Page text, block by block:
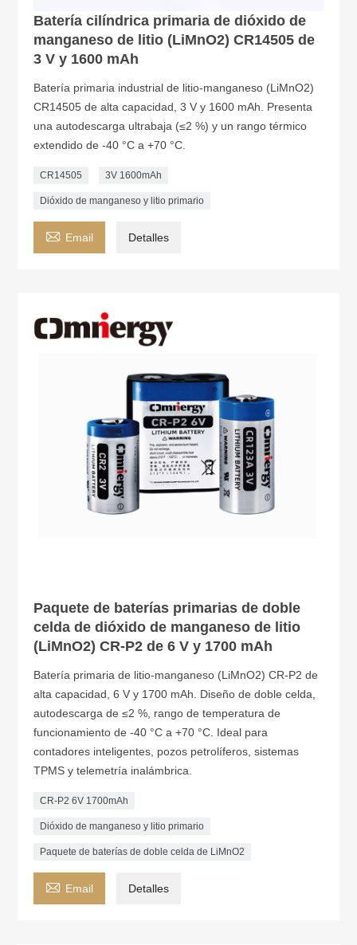
Batería cilíndrica primaria de dióxido de
manganeso de litio (LiMnO2) CR14505 de
3 V y 1600 mAh
Batería primaria industrial de litio-manganeso (LiMnO2)
CR14505 de alta capacidad, 3 V y 1600 mAh. Presenta
una autodescarga ultrabaja (≤2 %) y un rango térmico
extendido de -40 °C a +70 °C.
CR14505 3V 1600mAh
Dióxido de manganeso y litio primario
 Email Detalles
Paquete de baterías primarias de doble
celda de dióxido de manganeso de litio
(LiMnO2) CR-P2 de 6 V y 1700 mAh
Batería primaria de litio-manganeso (LiMnO2) CR-P2 de
alta capacidad, 6 V y 1700 mAh. Diseño de doble celda,
autodescarga de ≤2 %, rango de temperatura de
funcionamiento de -40 °C a +70 °C. Ideal para
contadores inteligentes, pozos petrolíferos, sistemas
TPMS y telemetría inalámbrica.
CR-P2 6V 1700mAh
Dióxido de manganeso y litio primario
Paquete de baterías de doble celda de LiMnO2
 Email Detalles